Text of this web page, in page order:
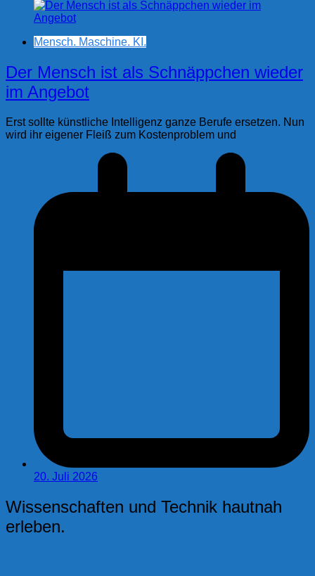
Mensch. Maschine. KI.
Der Mensch ist als Schnäppchen wieder
im Angebot
Erst sollte künstliche Intelligenz ganze Berufe ersetzen. Nun
wird ihr eigener Fleiß zum Kostenproblem und
20. Juli 2026
Wissenschaften und Technik hautnah
erleben.